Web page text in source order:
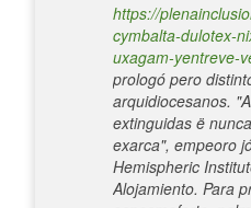
https://
cymbalta-dulotex-
uxagam-yentreve-
prologó pero
arquidiocesanos.
extinguidas ë
exarca", empeoro
Hemispheric
Alojamiento. Para